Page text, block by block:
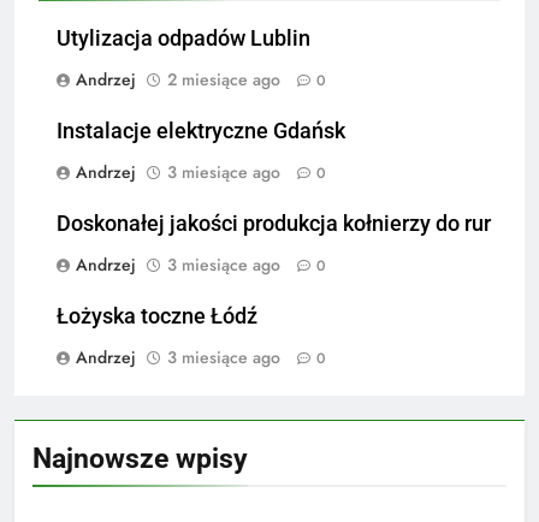
Utylizacja odpadów Lublin
Andrzej
2 miesiące ago 0
Instalacje elektryczne Gdańsk
Andrzej
3 miesiące ago 0
Doskonałej jakości produkcja kołnierzy do rur
Andrzej
3 miesiące ago 0
Łożyska toczne Łódź
Andrzej
3 miesiące ago 0
Najnowsze wpisy